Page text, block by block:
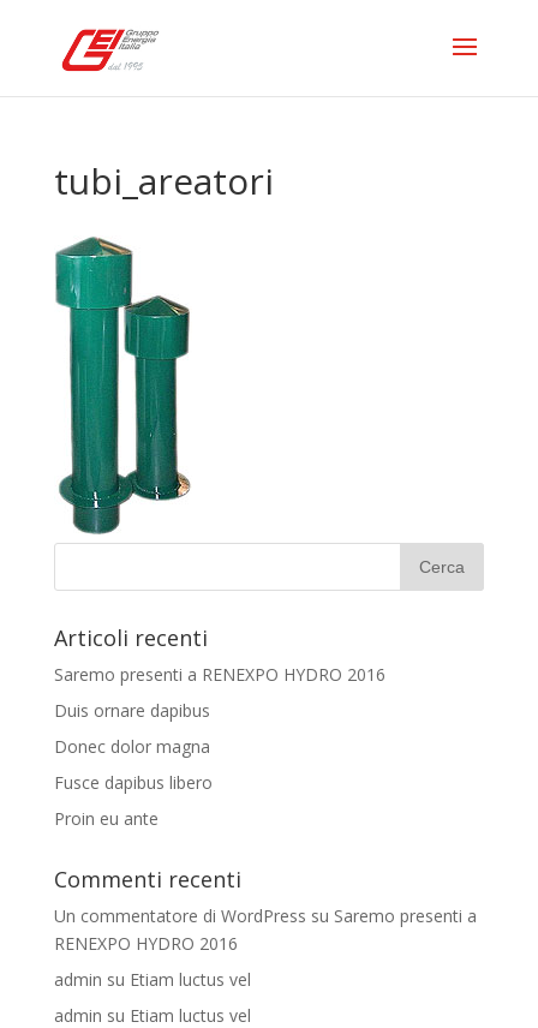
tubi_areatori
Articoli recenti
Saremo presenti a RENEXPO HYDRO 2016
Duis ornare dapibus
Donec dolor magna
Fusce dapibus libero
Proin eu ante
Commenti recenti
Un commentatore di WordPress su Saremo presenti a
RENEXPO HYDRO 2016
admin su Etiam luctus vel
admin su Etiam luctus vel